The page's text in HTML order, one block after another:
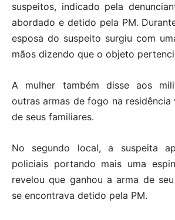
suspeitos, indicado pela
abordado e detido pela PM.
esposa do suspeito surgiu com
mãos dizendo que o objeto
A mulher também disse aos
outras armas de fogo na residência
de seus familiares.
No segundo local, a suspeita
policiais portando mais uma
revelou que ganhou a arma de
se encontrava detido pela PM.